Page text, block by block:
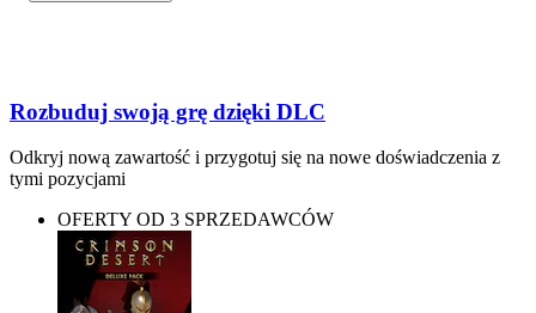
Rozbuduj swoją grę dzięki DLC
Odkryj nową zawartość i przygotuj się na nowe doświadczenia z
tymi pozycjami
OFERTY OD 3 SPRZEDAWCÓW